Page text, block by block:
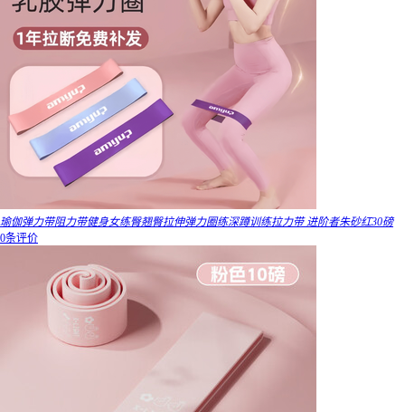
瑜伽弹力带阻力带健身女练臀翘臀拉伸弹力圈练深蹲训练拉力带 进阶者朱砂红30磅
0条评价